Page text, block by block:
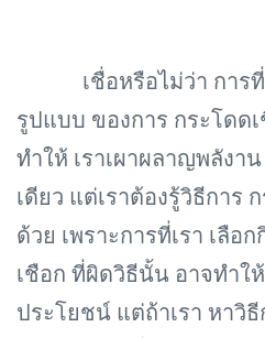
เชื่อหรือไม่ว่า การที่เ
รูปแบบ ของการ กระโดด
ทำให้ เราเผาผลาญพลังา
เดียว แต่เราต้องรู้วิธีการ
ด้วย เพราะการที่เรา เลือ
เชือก ที่ผิดวิธีนั้น อาจทำให้
ประโยชน์ แต่ถ้าเรา หาวิ